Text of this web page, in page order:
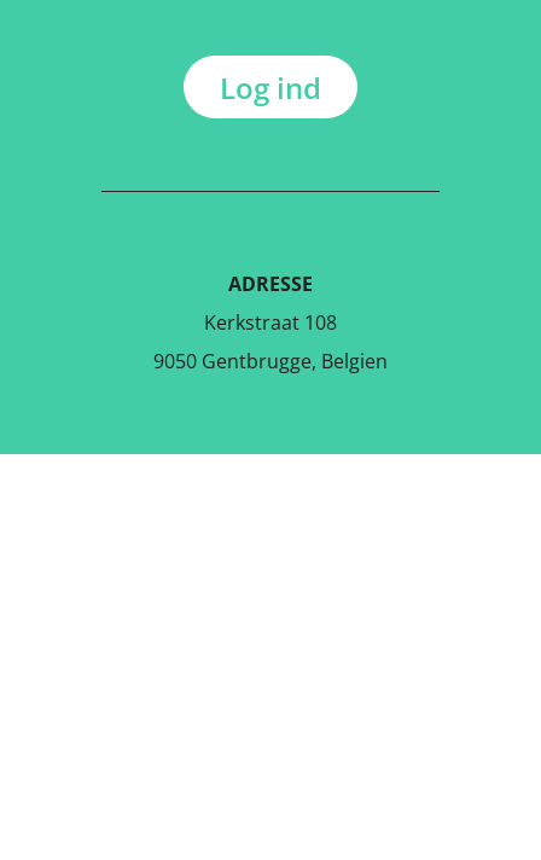
Log ind
ADRESSE
Kerkstraat 108
9050 Gentbrugge, Belgien